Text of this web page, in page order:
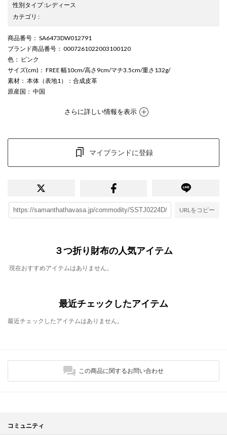
性別タイプ:レディース
カテゴリ :
商品番号 ： SA6473DW012791
ブランド商品番号 ： 0007261022003100120
色 ： ピンク
サイズ(cm) ： FREE 幅10cm/高さ9cm/マチ3.5cm/重さ132g/
素材 ： 本体（表地1）：合成皮革
原産国 ： 中国
さらに詳しい情報を表示
マイブランドに登録
URLをコピー
３つ折り財布の人気アイテム
現在おすすめアイテムはありません。
最近チェックしたアイテム
最近チェックしたアイテムはありません。
この商品に関するお問い合わせ
コミュニティ